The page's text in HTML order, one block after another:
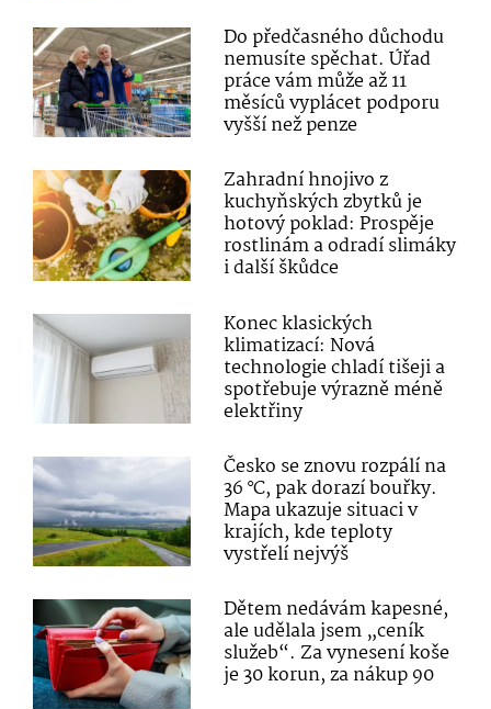
Do předčasného důchodu
nemusíte spěchat. Úřad
práce vám může až 11
měsíců vyplácet podporu
vyšší než penze
Zahradní hnojivo z
kuchyňských zbytků je
hotový poklad: Prospěje
rostlinám a odradí slimáky
i další škůdce
Konec klasických
klimatizací: Nová
technologie chladí tišeji a
spotřebuje výrazně méně
elektřiny
Česko se znovu rozpálí na
36 °C, pak dorazí bouřky.
Mapa ukazuje situaci v
krajích, kde teploty
vystřelí nejvýš
Dětem nedávám kapesné,
ale udělala jsem „ceník
služeb“. Za vynesení koše
je 30 korun, za nákup 90